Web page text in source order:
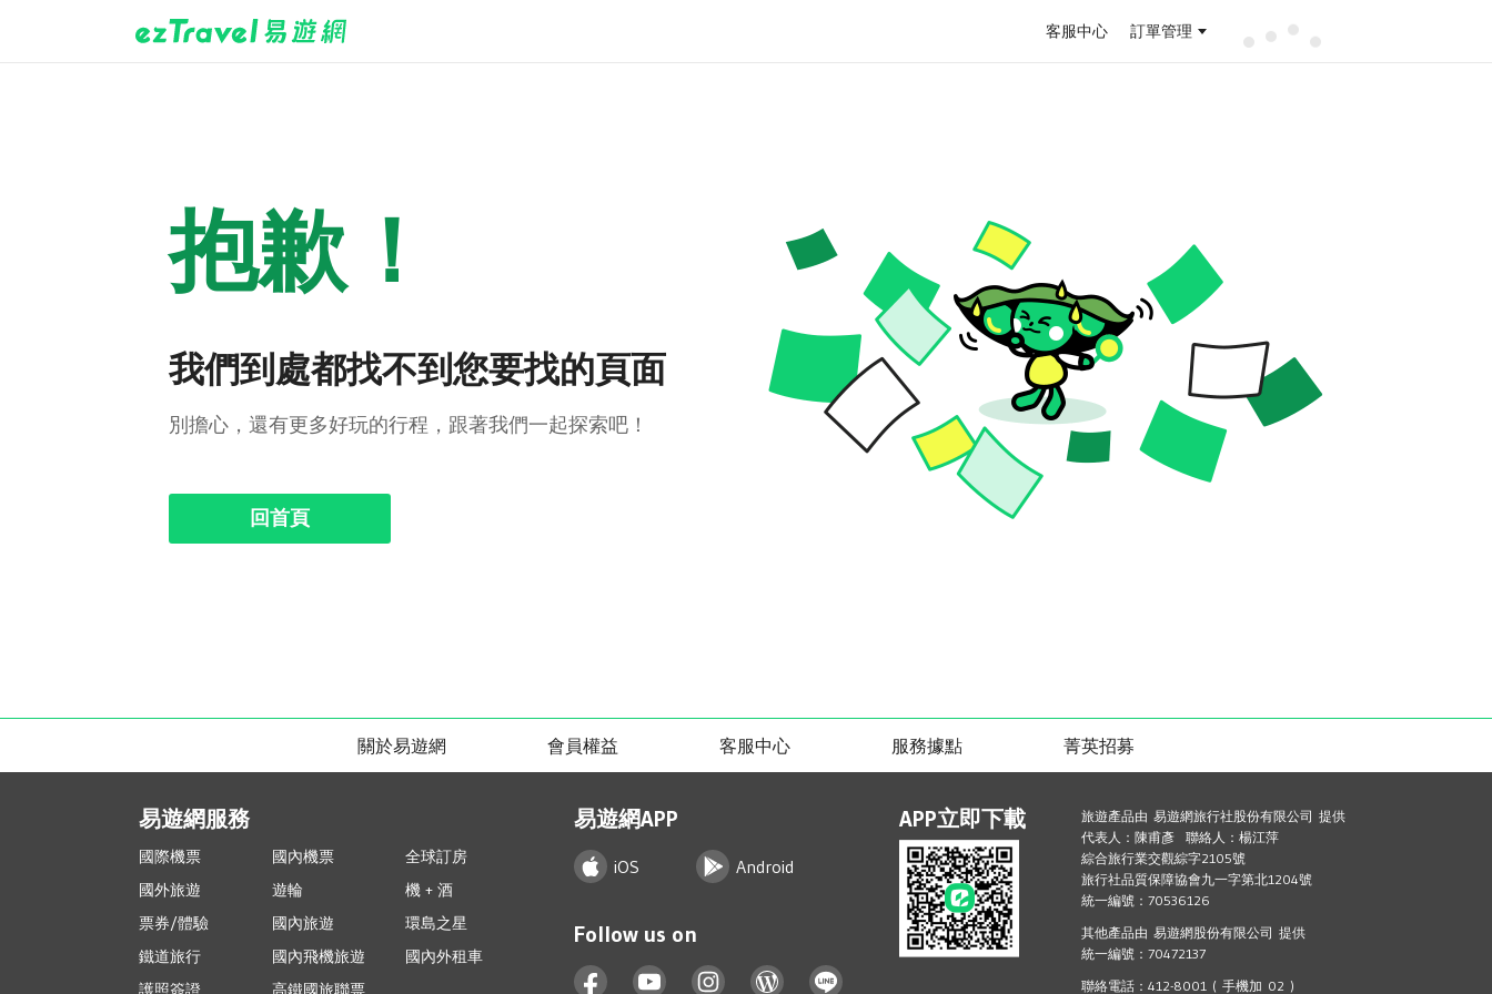
客服中心 訂單管理
抱歉！
我們到處都找不到您要找的頁面
別擔心，還有更多好玩的行程，跟著我們一起探索吧！
回首頁
關於易遊網 會員權益 客服中心 服務據點 菁英招募
易遊網服務
國際機票 國內機票
全球訂房
國外旅遊
遊輪
機 + 酒
票券/體驗
國內旅遊
環島之星
鐵道旅行
國內飛機旅遊
國內外租車
護照簽證
高鐵國旅聯票
易遊網APP
iOS Android
Follow us on
APP立即下載
旅遊產品由 易遊網旅行社股份有限公司 提供
代表人：陳甫彥 聯絡人：楊江萍
綜合旅行業交觀綜字2105號
旅行社品質保障協會九一字第北1204號
統一編號：70536126
其他產品由 易遊網股份有限公司 提供
統一編號：70472137
聯絡電話：412-8001 ( 手機加 02 )